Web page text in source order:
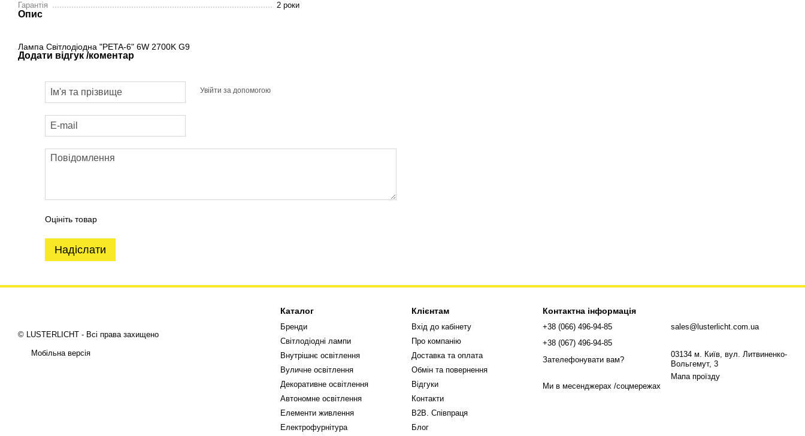
Гарантія 2 роки
Опис
Лампа Світлодіодна "PETA-6" 6W 2700K G9
Додати відгук /коментар
Увійти за допомогою
Оцініть товар
Надіслати
© LUSTERLICHT - Всі права захищено
Мобільна версія
Каталог
Бренди
Світлодіодні лампи
Внутрішнє освітлення
Вуличне освітлення
Декоративне освітлення
Автономне освітлення
Елементи живлення
Електрофурнітура
Клієнтам
Вхід до кабінету
Про компанію
Доставка та оплата
Обмін та повернення
Відгуки
Контакти
В2В. Співпраця
Блог
Контактна інформація
+38 (066) 496-94-85
+38 (067) 496-94-85
Зателефонувати вам?
sales@lusterlicht.com.ua
03134 м. Київ, вул. Литвиненко-
Вольгемут, 3
Мапа проїзду
Ми в месенджерах /соцмережах